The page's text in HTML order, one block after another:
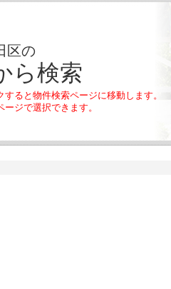
区の
ら検索
ると物件検索ページに移動します。
ジで選択できます。